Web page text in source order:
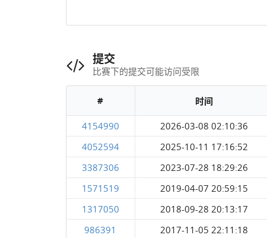
提交
比赛下的提交可能访问受限
# 时间
4154990 2026-03-08 02:10:36
4052594
2025-10-11 17:16:52
3387306
2023-07-28 18:29:26
1571519
2019-04-07 20:59:15
1317050
2018-09-28 20:13:17
986391
2017-11-05 22:11:18